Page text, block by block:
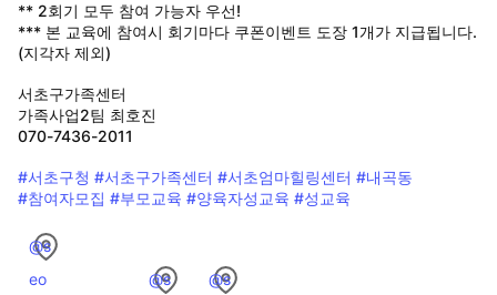
** 2회기 모두 참여 가능자 우선!
*** 본 교육에 참여시 회기마다 쿠폰이벤트 도장 1개가 지급됩니다.
(지각자 제외)
서초구가족센터
가족사업2팀 최호진
070-7436-2011
#서초구청 #서초구가족센터 #서초엄마힐링센터 #내곡동
#참여자모집 #부모교육 #양육자성교육 #성교육
@s
eo
@s
@s